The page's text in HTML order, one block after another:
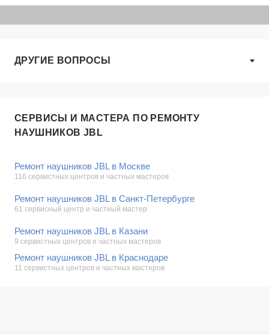
ДРУГИЕ ВОПРОСЫ
СЕРВИСЫ И МАСТЕРА ПО РЕМОНТУ
НАУШНИКОВ JBL
Ремонт наушников JBL в Москве
116 сервистных центров и частных мастеров
Ремонт наушников JBL в Санкт-Петербурге
61 сервисный центр и частный мастер
Ремонт наушников JBL в Казани
9 сервистных центров и частных мастеров
Ремонт наушников JBL в Краснодаре
11 сервистных центров и частных мастеров